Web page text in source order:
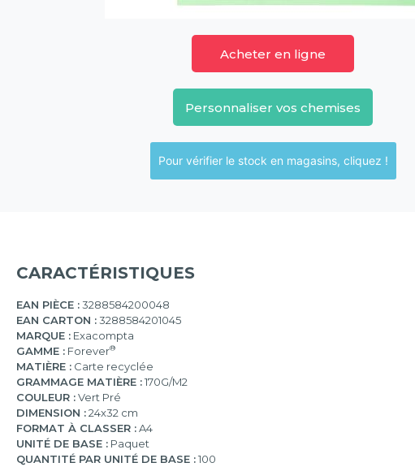
Acheter en ligne
Personnaliser vos chemises
Pour vérifier le stock en magasins, cliquez !
CARACTÉRISTIQUES
EAN PIÈCE :3288584200048
EAN CARTON :3288584201045
MARQUE : Exacompta
GAMME : Forever®
MATIÈRE : Carte recyclée
GRAMMAGE MATIÈRE :170G/M2
COULEUR :Vert Pré
DIMENSION :24x32 cm
FORMAT À CLASSER :A4
UNITÉ DE BASE : Paquet
QUANTITÉ PAR UNITÉ DE BASE :100